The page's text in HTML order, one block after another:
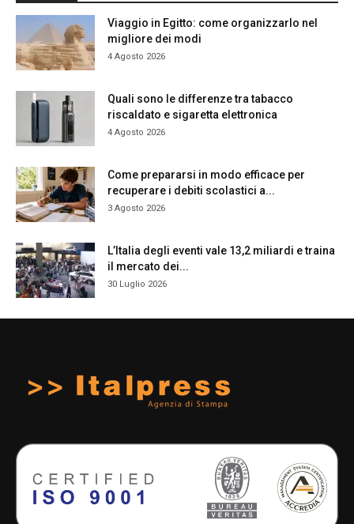
Viaggio in Egitto: come organizzarlo nel
migliore dei modi
4 Agosto 2026
Quali sono le differenze tra tabacco
riscaldato e sigaretta elettronica
4 Agosto 2026
Come prepararsi in modo efficace per
recuperare i debiti scolastici a...
3 Agosto 2026
L’Italia degli eventi vale 13,2 miliardi e traina
il mercato dei...
30 Luglio 2026